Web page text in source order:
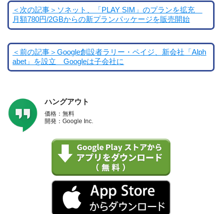
＜次の記事＞ソネット、「PLAY SIM」のプランを拡充
月額780円/2GBからの新プランパッケージを販売開始
＜前の記事＞Google創設者ラリー・ペイジ、新会社「Alph
abet」を設立 Googleは子会社に
ハングアウト
価格：無料
開発：Google Inc.